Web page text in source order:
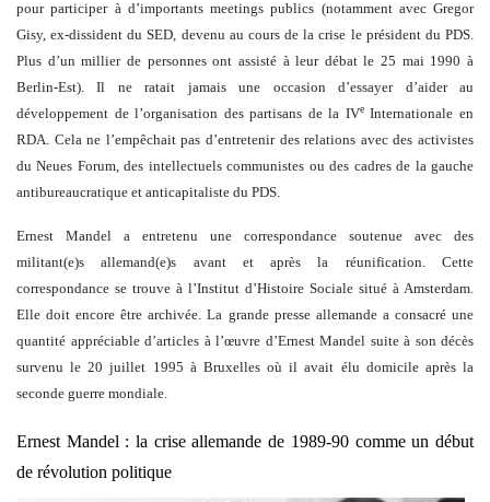
pour participer à d’importants meetings publics (notamment avec Gregor
Gisy, ex-dissident du SED, devenu au cours de la crise le président du PDS.
Plus d’un millier de personnes ont assisté à leur débat le 25 mai 1990 à
Berlin-Est). Il ne ratait jamais une occasion d’essayer d’aider au
développement de l’organisation des partisans de la IVeInternationale en
RDA. Cela ne l’empêchait pas d’entretenir des relations avec des activistes
du Neues Forum, des intellectuels communistes ou des cadres de la gauche
antibureaucratique et anticapitaliste du PDS.
Ernest Mandel a entretenu une correspondance soutenue avec des
militant(e)s allemand(e)s avant et après la réunification. Cette
correspondance se trouve à l’Institut d’Histoire Sociale situé à Amsterdam.
Elle doit encore être archivée. La grande presse allemande a consacré une
quantité appréciable d’articles à l’œuvre d’Ernest Mandel suite à son décès
survenu le 20 juillet 1995 à Bruxelles où il avait élu domicile après la
seconde guerre mondiale.
Ernest Mandel : la crise allemande de 1989-90 comme un début
de révolution politique